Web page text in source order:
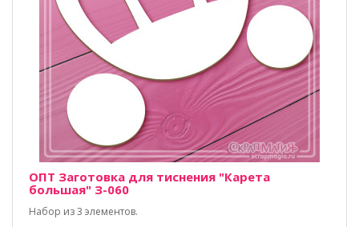
ОПТ Заготовка для тиснения "Карета
большая" З-060
Набор из 3 элементов.